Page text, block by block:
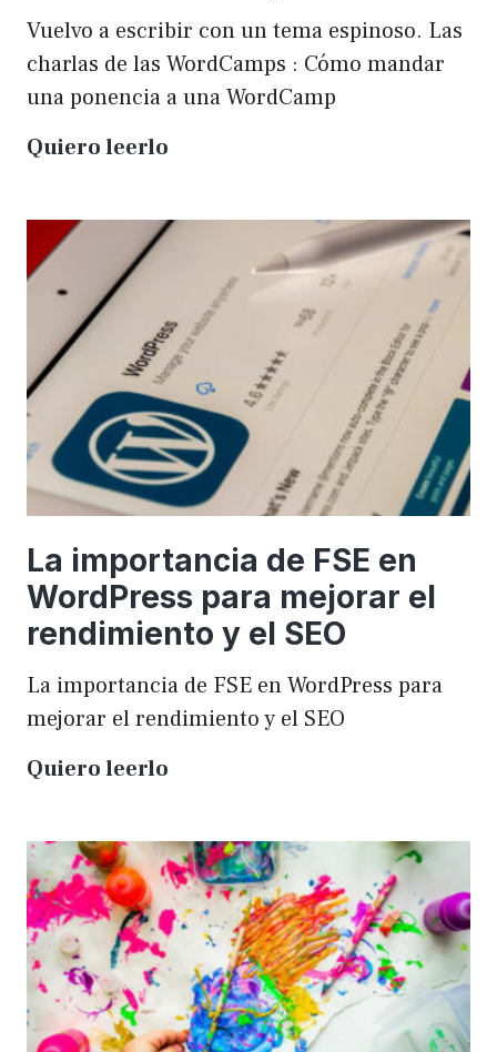
Vuelvo a escribir con un tema espinoso. Las
charlas de las WordCamps : Cómo mandar
una ponencia a una WordCamp
Quiero leerlo
una
una
WordCamp
La importancia de FSE en
WordPress para mejorar el
rendimiento y el SEO
La importancia de FSE en WordPress para
mejorar el rendimiento y el SEO
Quiero leerlo
de
FSE
en
WordPress
para
mejorar
el